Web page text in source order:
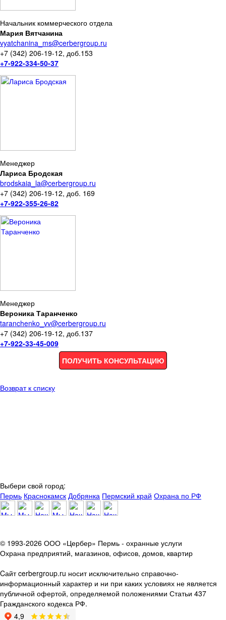
Начальник коммерческого отдела
Мария Вятчанина
vyatchanina_ms@cerbergroup.ru
+7 (342) 206-19-12, доб.153
+7-922-334-50-37
Менеджер
Лариса Бродская
brodskaia_la@cerbergroup.ru
+7 (342) 206-19-12, доб. 169
+7-922-355-26-82
Менеджер
Вероника Таранченко
taranchenko_vv@cerbergroup.ru
+7 (342) 206-19-12, доб.137
+7-922-33-45-009
ПОЛУЧИТЬ КОНСУЛЬТАЦИЮ
Возврат к списку
Выбери свой город:
Пермь Краснокамск Добрянка Пермский край Охрана по РФ
© 1993-2026 ООО «Цербер» Пермь - охранные услуги
Охрана предприятий, магазинов, офисов, домов, квартир
Cайт cerbergroup.ru носит исключительно справочно-
информационный характер и ни при каких условиях не является
публичной офертой, определяемой положениями Статьи 437
Гражданского кодекса РФ.